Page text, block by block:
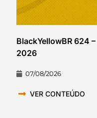
BlackYellowBR 624
2026
07/08/2026
VER CONTEÚDO